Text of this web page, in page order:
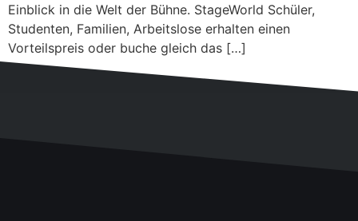
Einblick in die Welt der Bühne. StageWorld Schüler,
Studenten, Familien, Arbeitslose erhalten einen
Vorteilspreis oder buche gleich das […]